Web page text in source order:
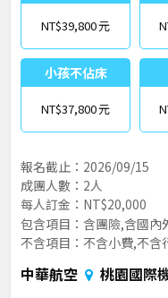
NT$39,800
小孩不佔床
NT$37,800
報名截止：2026/09/15
成團人數：2人
每人訂金：NT$20,000
包含項目：含團險,含國內
不含項目：不含小費,不
中華航空 桃園國際